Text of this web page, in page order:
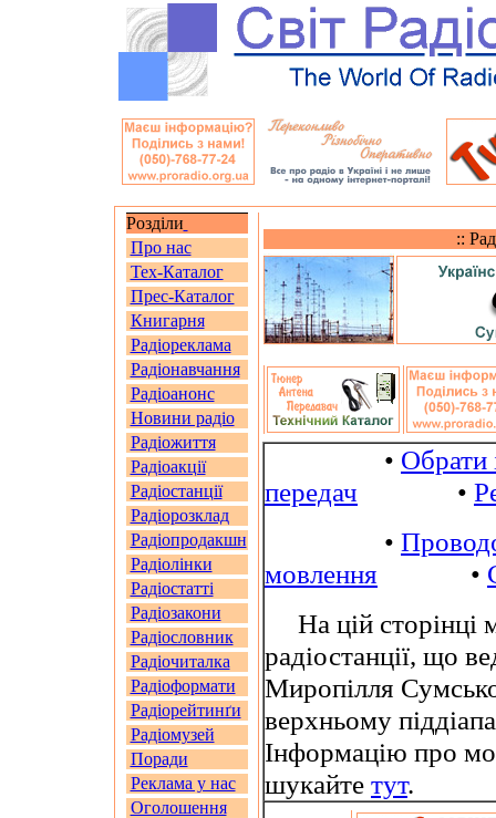
Розділи
Про нас
Тех-Каталог
Прес-Каталог
Книгарня
Радіореклама
Радіонавчання
Радіоанонс
Новини радіо
Радіожиття
Радіоакції
Радіостанції
Радіорозклад
Радіопродакшн
Радіолінки
Радіостатті
Радіозакони
Радіословник
Радіочиталка
Радіоформати
Радіорейтинґи
Радіомузей
Поради
Реклама у нас
Оголошення
::
• Обрати
передач •
•
мовлення •
На цій сторінці
радіостанції, що
Миропілля
верхньому
Інформацію про
шукайте тут.